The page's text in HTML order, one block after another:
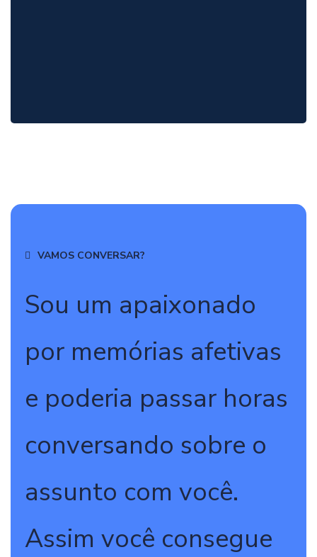
VAMOS CONVERSAR?
Sou um apaixonado
por memórias afetivas
e poderia passar horas
conversando sobre o
assunto com você.
Assim você consegue